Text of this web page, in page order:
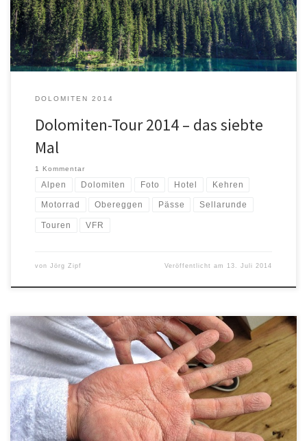
in Obereggen. Früher konnte ich nur mit dem […]
DOLOMITEN 2014
Dolomiten-Tour 2014 – das siebte
Mal
1 Kommentar
Alpen Dolomiten Foto Hotel Kehren
Motorrad Obereggen Pässe Sellarunde
Touren VFR
von Jörg Zipf Veröffentlicht am 13. Juli 2014
Es ist Sommer, aber weiß das auch das Wetter? Es wurde in den
letzten Wochen und Monaten schon genug über das Wetter gesagt
und geschrieben und ich hatte mich mehr oder weniger schon
damit abgefunden, dass es kein richtiger Sommer mehr wird, aber
zwei Mal in einer Woche Neuschnee, ja […]